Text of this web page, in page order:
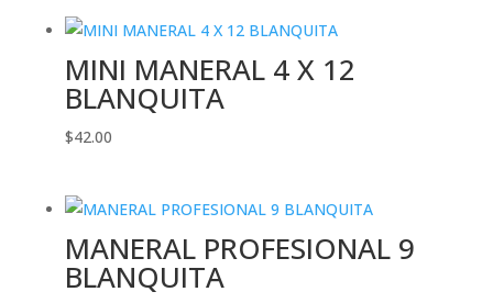
MINI MANERAL 4 X 12
BLANQUITA
$42.00
MANERAL PROFESIONAL 9
BLANQUITA